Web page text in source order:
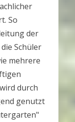
So
der
Schüler
mehrere
durch
genutzt